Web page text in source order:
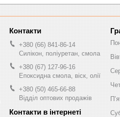
+380 (66) 841-86-14
Силікон, поліуретан, смола
+380 (67) 127-96-16
Епоксидна смола, віск, олії
+380 (50) 465-66-88
Відділ оптових продажів